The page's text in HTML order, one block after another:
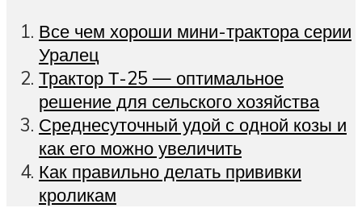
Все чем хороши мини-трактора серии
Уралец
Трактор Т-25 — оптимальное
решение для сельского хозяйства
Среднесуточный удой с одной козы и
как его можно увеличить
Как правильно делать прививки
кроликам